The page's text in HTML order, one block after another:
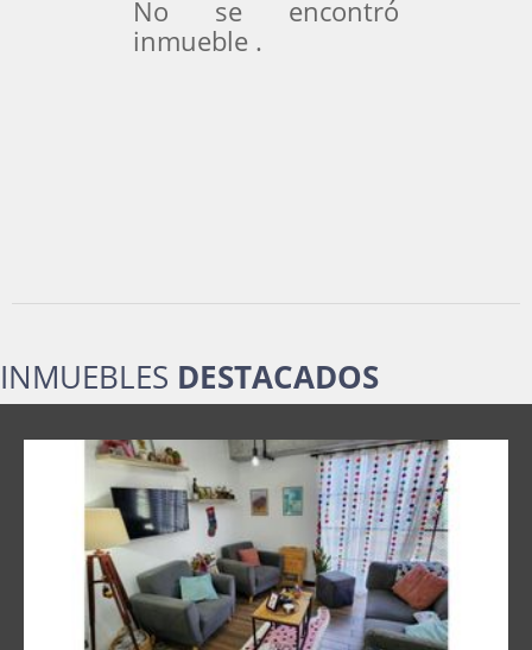
No se encontró
inmueble .
INMUEBLES DESTACADOS